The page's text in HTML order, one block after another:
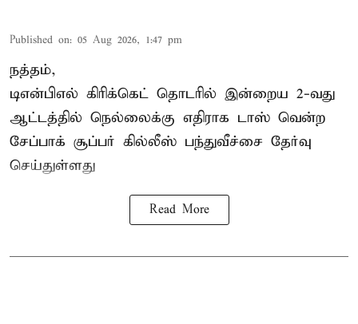
Published on: 05 Aug 2026, 1:47 pm
நத்தம்,
டிஎன்பிஎல் கிரிக்கெட் தொடரில் இன்றைய 2-வது
ஆட்டத்தில் நெல்லைக்கு எதிராக டாஸ் வென்ற
சேப்பாக் சூப்பர் கில்லீஸ் பந்துவீச்சை தேர்வு
செய்துள்ளது
Read More